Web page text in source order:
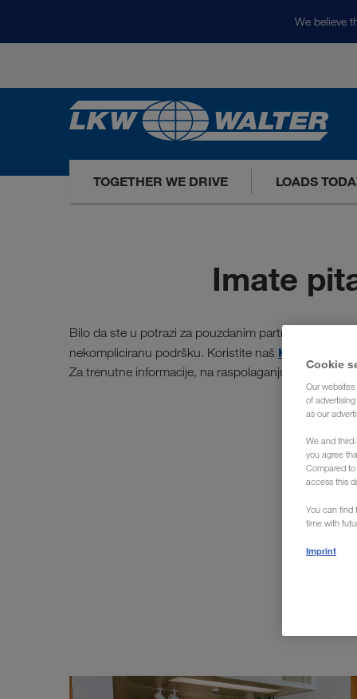
We believe
TOGETHER WE DRIVE LOADS
Imate
Bilo da ste u potrazi za pouzdanim partnerom na
nekompliciranu podršku. Koristite naš
Za trenutne informacije, na raspolaganju su Vam i
Cookie
Our
of
as our
We and
you agree
Compared
access this
You can find
time with
Imprint